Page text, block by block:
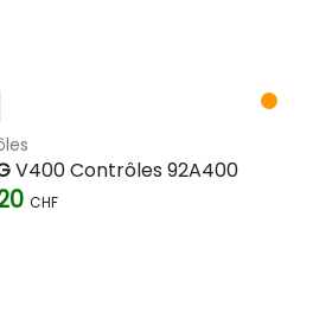
V400 Contrôles 92A400
CHF